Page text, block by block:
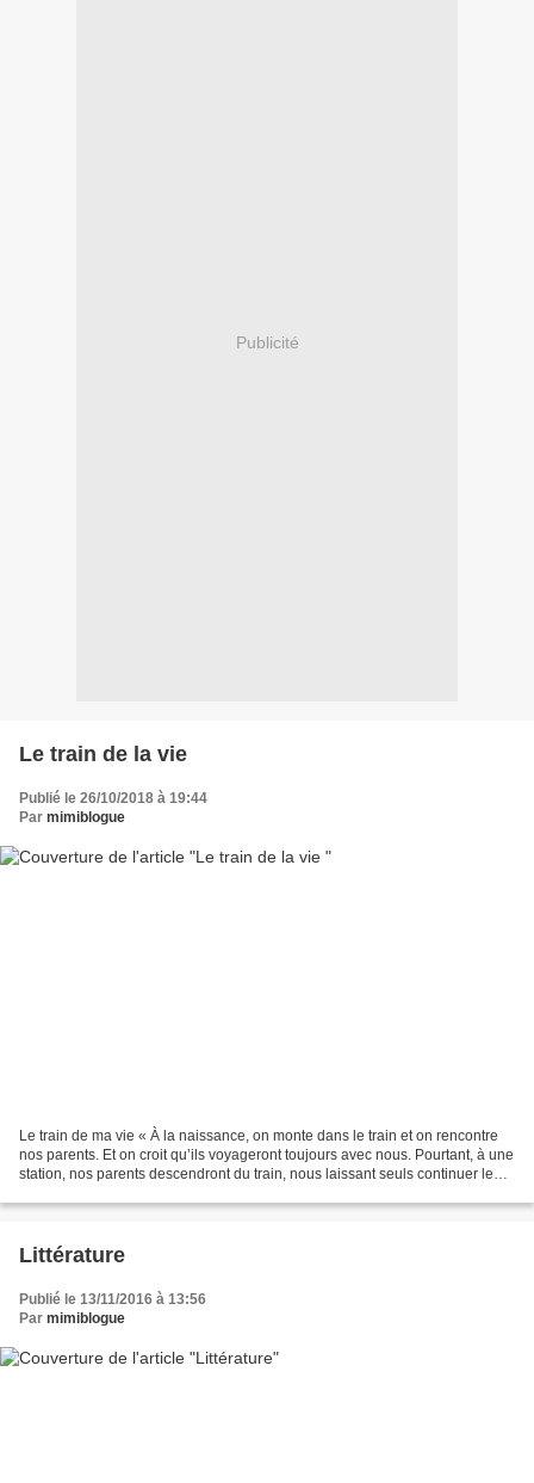
Publicité
Le train de la vie
Publié le 26/10/2018 à 19:44
Par mimiblogue
Le train de ma vie « À la naissance, on monte dans le train et on rencontre
nos parents. Et on croit qu’ils voyageront toujours avec nous. Pourtant, à une
station, nos parents descendront du train, nous laissant seuls continuer le
Littérature
Publié le 13/11/2016 à 13:56
Par mimiblogue